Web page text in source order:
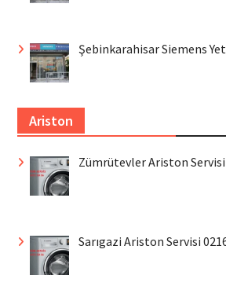
Şebinkarahisar Siemens
Ariston
Zümrütevler Ariston Servisi
Sarıgazi Ariston Servisi